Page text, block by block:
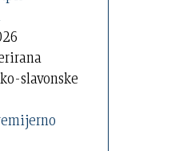
slavonske